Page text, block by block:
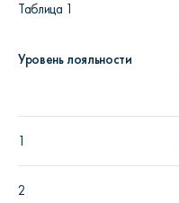
Таблица 1
Уровень лояльности
1
2